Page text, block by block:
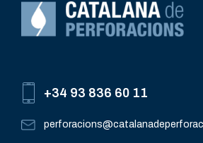
+34 93 836 60 11